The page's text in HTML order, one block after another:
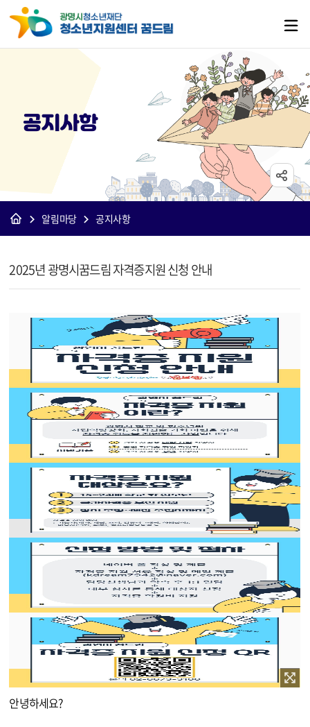
공지사항
알림마당 공지사항
2025년 광명시꿈드림 자격증지원 신청 안내
이미지 확대보기
안녕하세요?